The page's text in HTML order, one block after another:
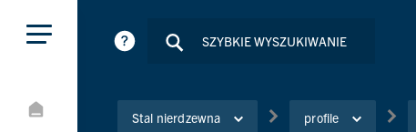
Stal nierdzewna profile